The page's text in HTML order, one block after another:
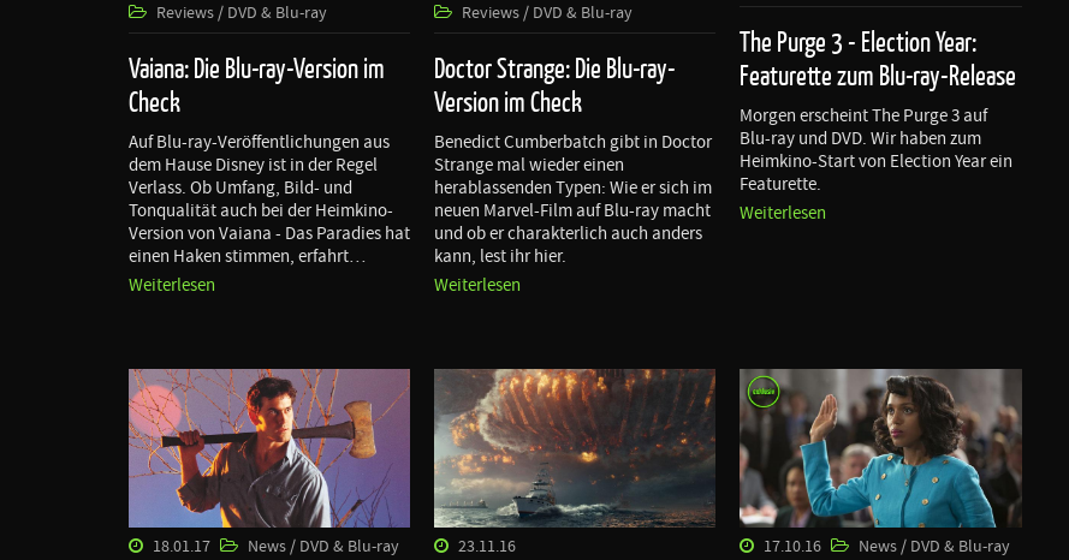
Reviews / DVD & Blu-ray
Vaiana: Die Blu-ray-Version im
Check
Auf Blu-ray-Veröffentlichungen aus
dem Hause Disney ist in der Regel
Verlass. Ob Umfang, Bild- und
Tonqualität auch bei der Heimkino-
Version von Vaiana - Das Paradies hat
einen Haken stimmen, erfahrt…
Weiterlesen
Reviews / DVD & Blu-ray
Doctor Strange: Die Blu-ray-
Version im Check
Benedict Cumberbatch gibt in Doctor
Strange mal wieder einen
herablassenden Typen: Wie er sich im
neuen Marvel-Film auf Blu-ray macht
und ob er charakterlich auch anders
kann, lest ihr hier.
Weiterlesen
The Purge 3 - Election Year:
Featurette zum Blu-ray-Release
Morgen erscheint The Purge 3 auf
Blu-ray und DVD. Wir haben zum
Heimkino-Start von Election Year ein
Featurette.
Weiterlesen
18.01.17 News / DVD & Blu-ray
23.11.16
17.10.16 News / DVD & Blu-ray